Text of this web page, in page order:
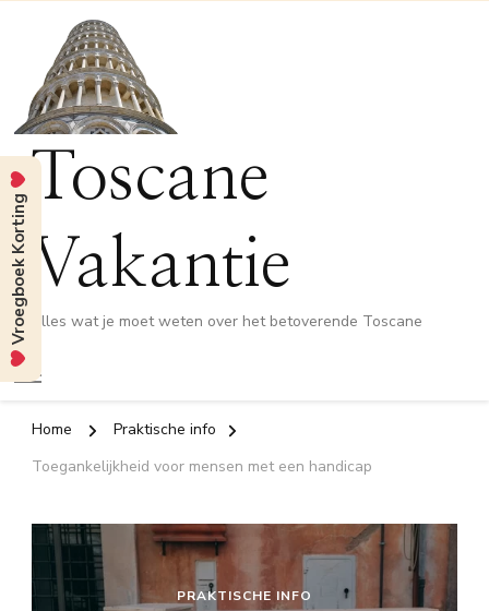
Toscane
Vakantie
Alles wat je moet weten over het betoverende Toscane
Home
Praktische info
Toegankelijkheid voor mensen met een handicap
PRAKTISCHE INFO
Vroegboek Korting